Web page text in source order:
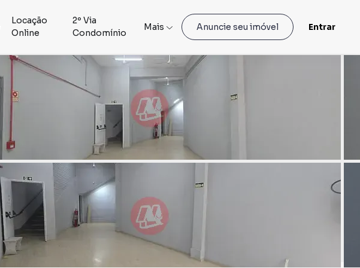
Locação
Online
2º Via
Condomínio
Mais Anuncie seu imóvel Entrar